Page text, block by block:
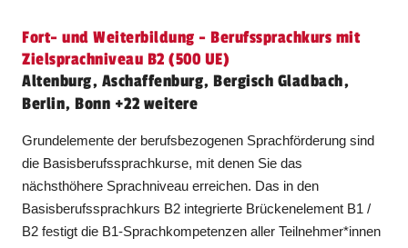
Fort- und Weiterbildung - Berufssprachkurs mit
Zielsprachniveau B2 (500 UE)
Altenburg, Aschaffenburg, Bergisch Gladbach,
Berlin, Bonn +22 weitere
Grundelemente der berufsbezogenen Sprachförderung sind
die Basisberufssprachkurse, mit denen Sie das
nächsthöhere Sprachniveau erreichen. Das in den
Basisberufssprachkurs B2 integrierte Brückenelement B1 /
B2 festigt die B1-Sprachkompetenzen aller Teilnehmer*innen